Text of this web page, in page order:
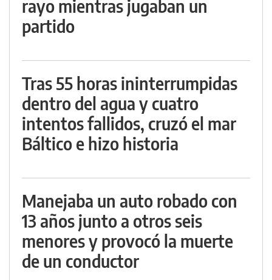
rayo mientras jugaban un
partido
Tras 55 horas ininterrumpidas
dentro del agua y cuatro
intentos fallidos, cruzó el mar
Báltico e hizo historia
Manejaba un auto robado con
13 años junto a otros seis
menores y provocó la muerte
de un conductor